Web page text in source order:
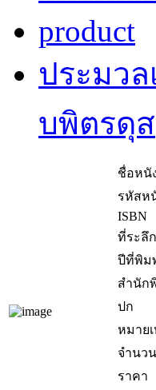
product
ประมว
บพิตรดุส
ชื่อหนั
รหัสห
ISBN
ที่ระลึ
ปีที่พิม
สำนัก
ปก
หมาย
จำนว
ราคา